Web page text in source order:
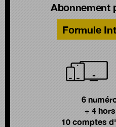
Abonnement
Formule
6
+ 4
10 comptes